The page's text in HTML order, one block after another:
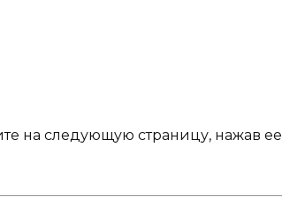
на следующую страницу, нажав ее